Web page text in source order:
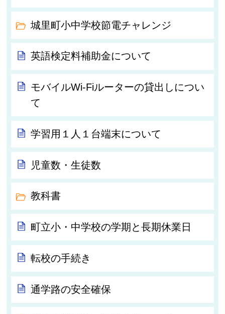
城里町小中学校節電チャレンジ
英語検定料補助金について
モバイルWi-Fiルーターの貸出しについ
て
学習用１人１台端末について
児童数・生徒数
教科書
町立小・中学校の学期と長期休業日
転校の手続き
通学路の安全確保